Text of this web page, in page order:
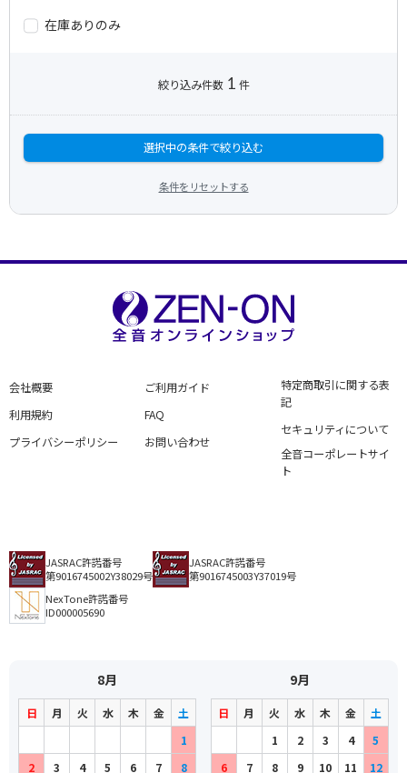
在庫ありのみ
絞り込み件数 1 件
選択中の条件で絞り込む
条件をリセットする
会社概要
利用規約
プライバシーポリシー
ご利用ガイド
FAQ
お問い合わせ
特定商取引に関する表
記
セキュリティについて
全音コーポレートサイ
ト
JASRAC許諾番号
第9016745002Y38029号
JASRAC許諾番号
第9016745003Y37019号
NexTone許諾番号
ID000005690
8月
日 月 火 水 木 金
土
1
2
3 4 5 6 7 8
9月
日 月 火 水 木 金
土
1
2 3 4
5
6
7 8 9 10 11 12